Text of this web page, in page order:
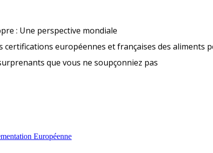
: Une perspective mondiale
certifications européennes et françaises des aliments
que vous ne soupçonniez pas
Européenne